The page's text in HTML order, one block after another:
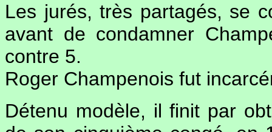
Les jurés, très partagés, se
avant de condamner
contre 5.
Roger Champenois fut
Détenu modèle, il finit par